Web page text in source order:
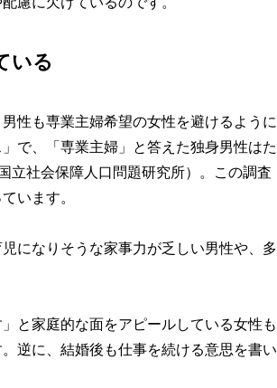
いる
性も専業主婦希望の女性を避けるように
で、「専業主婦」と答えた独身男性はた
立社会保障人口問題研究所）。この調査
います。
になりそうな家事力が乏しい男性や、多
と家庭的な面をアピールしている女性も
逆に、結婚後も仕事を続ける意思を書い